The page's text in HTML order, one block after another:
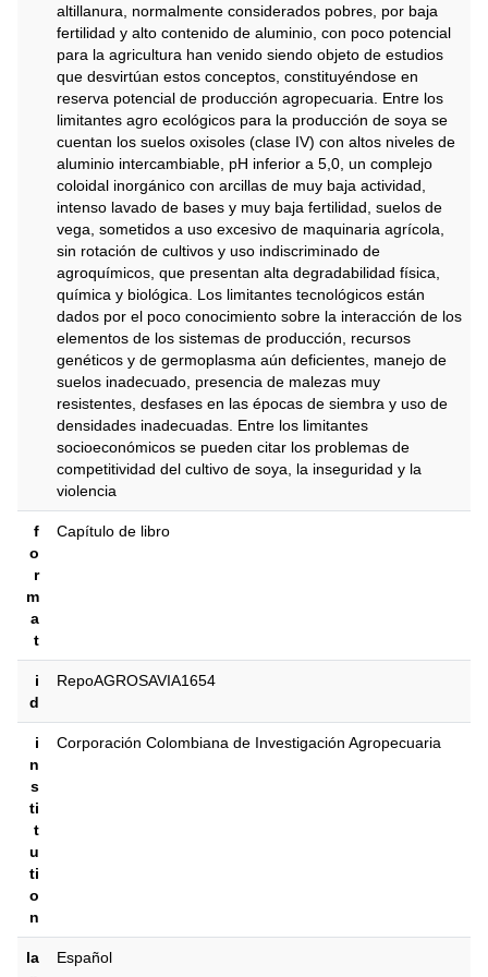
altillanura, normalmente considerados pobres, por baja
fertilidad y alto contenido de aluminio, con poco potencial
para la agricultura han venido siendo objeto de estudios
que desvirtúan estos conceptos, constituyéndose en
reserva potencial de producción agropecuaria. Entre los
limitantes agro ecológicos para la producción de soya se
cuentan los suelos oxisoles (clase IV) con altos niveles de
aluminio intercambiable, pH inferior a 5,0, un complejo
coloidal inorgánico con arcillas de muy baja actividad,
intenso lavado de bases y muy baja fertilidad, suelos de
vega, sometidos a uso excesivo de maquinaria agrícola,
sin rotación de cultivos y uso indiscriminado de
agroquímicos, que presentan alta degradabilidad física,
química y biológica. Los limitantes tecnológicos están
dados por el poco conocimiento sobre la interacción de los
elementos de los sistemas de producción, recursos
genéticos y de germoplasma aún deficientes, manejo de
suelos inadecuado, presencia de malezas muy
resistentes, desfases en las épocas de siembra y uso de
densidades inadecuadas. Entre los limitantes
socioeconómicos se pueden citar los problemas de
competitividad del cultivo de soya, la inseguridad y la
violencia
f
o
r
m
a
t
Capítulo de libro
i
d
RepoAGROSAVIA1654
i
n
s
ti
t
u
ti
o
n
Corporación Colombiana de Investigación Agropecuaria
la
Español